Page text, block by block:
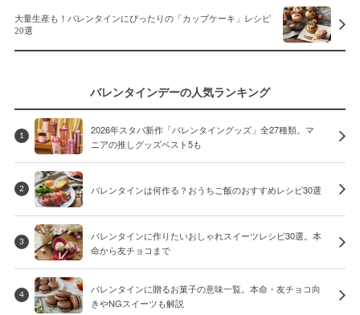
大量生産も！バレンタインにぴったりの「カップケーキ」レシピ
20選
バレンタインデーの人気ランキング
1
2026年スタバ新作「バレンタイングッズ」全27種類。マ
ニアの推しグッズベスト5も
2 バレンタインは何作る？おうちご飯のおすすめレシピ30選
3
バレンタインに作りたいおしゃれスイーツレシピ30選。本
命から友チョコまで
4
バレンタインに贈るお菓子の意味一覧。本命・友チョコ向
きやNGスイーツも解説